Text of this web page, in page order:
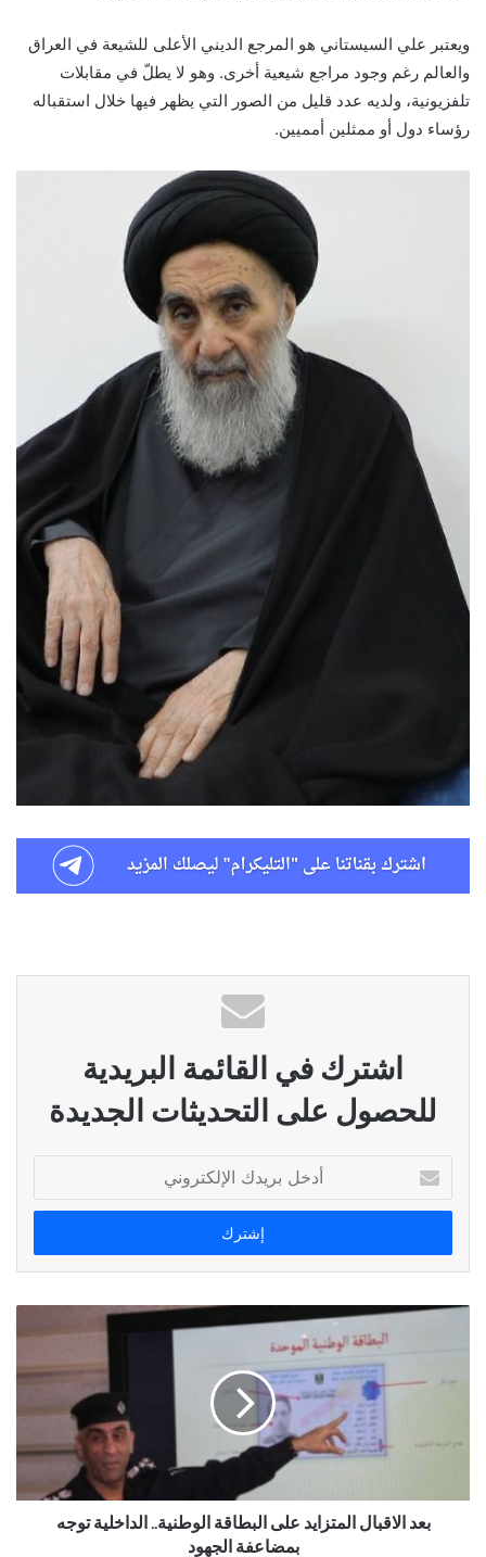
ويعتبر علي السيستاني هو المرجع الديني الأعلى للشيعة في العراق
‏والعالم رغم وجود مراجع شيعية أخرى. وهو لا يطلّ في ‏مقابلات
تلفزيونية، ولديه عدد قليل من الصور التي يظهر فيها ‏خلال استقباله
رؤساء دول أو ممثلين أمميين.‏
اشترك في القائمة البريدية
للحصول على التحديثات الجديدة
بريدك
الإلكتروني
بعد الاقبال المتزايد على البطاقة الوطنية.. الداخلية توجه
بمضاعفة الجهود